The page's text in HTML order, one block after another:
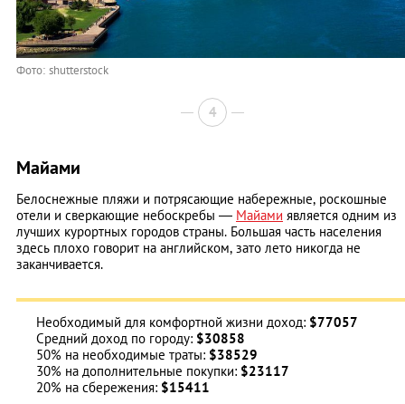
Фото: shutterstock
4
Майами
Белоснежные пляжи и потрясающие набережные, роскошные
отели и сверкающие небоскребы — Майами является одним из
лучших курортных городов страны. Большая часть населения
здесь плохо говорит на английском, зато лето никогда не
заканчивается.
Необходимый для комфортной жизни доход: $77057
Средний доход по городу: $30858
50% на необходимые траты: $38529
30% на дополнительные покупки: $23117
20% на сбережения: $15411